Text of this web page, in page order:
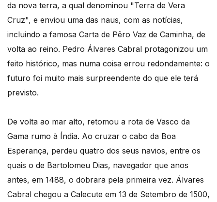
da nova terra, a qual denominou "Terra de Vera
Cruz", e enviou uma das naus, com as notícias,
incluindo a famosa Carta de Pêro Vaz de Caminha, de
volta ao reino. Pedro Álvares Cabral protagonizou um
feito histórico, mas numa coisa errou redondamente: o
futuro foi muito mais surpreendente do que ele terá
previsto.
De volta ao mar alto, retomou a rota de Vasco da
Gama rumo à Índia. Ao cruzar o cabo da Boa
Esperança, perdeu quatro dos seus navios, entre os
quais o de Bartolomeu Dias, navegador que anos
antes, em 1488, o dobrara pela primeira vez. Álvares
Cabral chegou a Calecute em 13 de Setembro de 1500,